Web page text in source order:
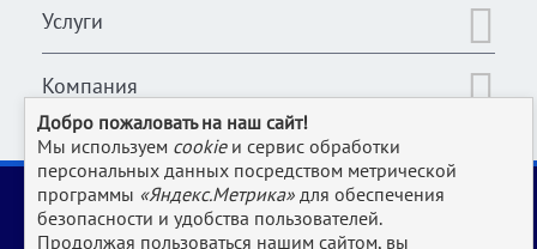
Услуги
Компания
2006-2026 © Оборудование для магазина, супермаркета,
кафе, бара, ресторана, столовой, прачки и клининга и пр.
производств | www.Uliss-Trade.ru
Добро пожаловать на наш сайт!
Мы используем cookieи сервис обработки
персональных данных посредством метрической
программы «Яндекс.Метрика» для обеспечения
безопасности и удобства пользователей.
Продолжая пользоваться нашим сайтом, вы